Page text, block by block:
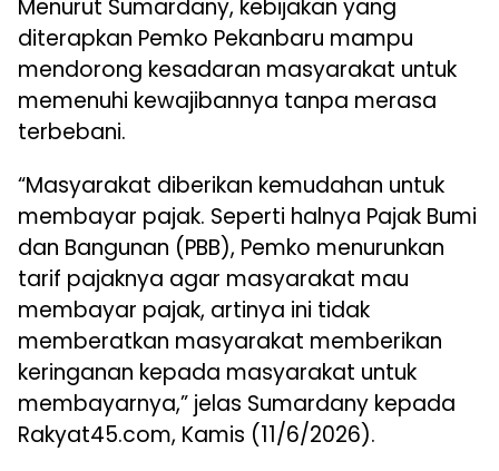
Menurut Sumardany, kebijakan yang
diterapkan Pemko Pekanbaru mampu
mendorong kesadaran masyarakat untuk
memenuhi kewajibannya tanpa merasa
terbebani.
“Masyarakat diberikan kemudahan untuk
membayar pajak. Seperti halnya Pajak Bumi
dan Bangunan (PBB), Pemko menurunkan
tarif pajaknya agar masyarakat mau
membayar pajak, artinya ini tidak
memberatkan masyarakat memberikan
keringanan kepada masyarakat untuk
membayarnya,” jelas Sumardany kepada
Rakyat45.com, Kamis (11/6/2026).